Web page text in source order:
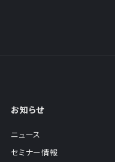
お知らせ
ニュース
セミナー情報